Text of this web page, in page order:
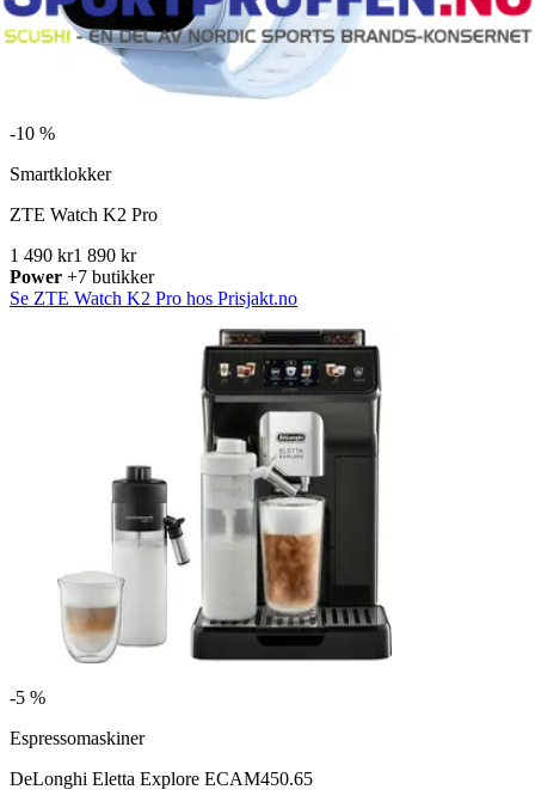
-10 %
Smartklokker
ZTE Watch K2 Pro
1 490 kr1 890 kr
Power +7 butikker
Se ZTE Watch K2 Pro hos Prisjakt.no
-5 %
Espressomaskiner
DeLonghi Eletta Explore ECAM450.65